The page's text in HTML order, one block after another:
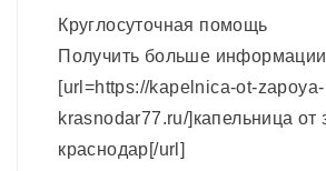
Круглосуточная помощь
Получить больше
[url=https://kapelnica-ot-zapoya-
krasnodar77.ru/]капельница от
краснодар[/url]